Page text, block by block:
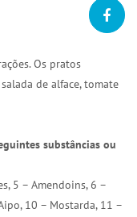
Os pratos
de alface, tomate
substâncias ou
5 – Amendoins, 6 –
10 – Mostarda, 11 –